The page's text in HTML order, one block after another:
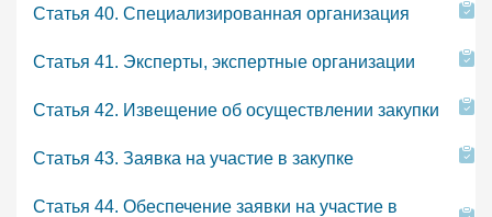
Статья 40. Специализированная организация
Статья 41. Эксперты, экспертные организации
Статья 42. Извещение об осуществлении закупки
Статья 43. Заявка на участие в закупке
Статья 44. Обеспечение заявки на участие в